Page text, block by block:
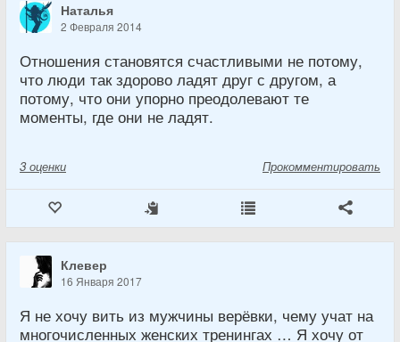
Наталья
2 Февраля 2014
Отношения становятся счастливыми не потому,
что люди так здорово ладят друг с другом, а
потому, что они упорно преодолевают те
моменты, где они не ладят.
3 оценки Прокомментировать
Клевер
16 Января 2017
Я не хочу вить из мужчины верёвки, чему учат на
многочисленных женских тренингах … Я хочу от